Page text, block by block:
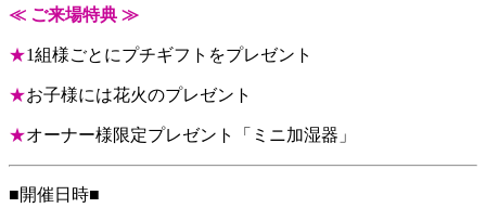
≪ ご来場特典 ≫
★1組様ごとにプチギフトをプレゼント
★お子様には花火のプレゼント
★オーナー様限定プレゼント「ミニ加湿器」
■開催日時■